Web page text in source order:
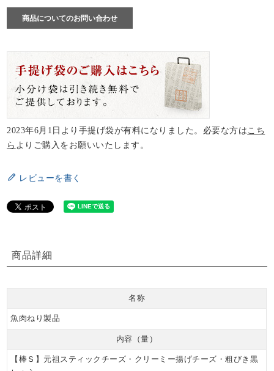
商品についてのお問い合わせ
2023年6月1日より手提げ袋が有料になりました。必要な方はこち
ら よりご購入をお願いいたします。
レビューを書く
商品詳細
名称
魚肉ねり製品
内容（量）
【棒Ｓ】元祖スティックチーズ・クリーミー揚げチーズ・粗びき黒